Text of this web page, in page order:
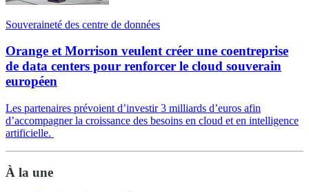
Souveraineté des centre de données
Orange et Morrison veulent créer une coentreprise
de data centers pour renforcer le cloud souverain
européen
Les partenaires prévoient d’investir 3 milliards d’euros afin
d’accompagner la croissance des besoins en cloud et en intelligence
artificielle.
À la une